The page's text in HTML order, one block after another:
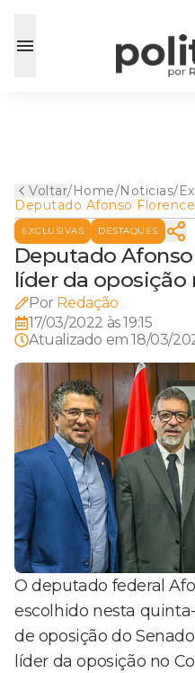
Voltar/Home/Noticias/
Deputado Afonso
o novo líder da oposição
Congresso
EXCLUSIVAS DESTAQUES
Deputado
líder da oposição
Por Redação
17/03/2022 às 19:15
Atualizado em18/03/
O deputado federal
escolhido nesta
de oposição do
líder da oposição no